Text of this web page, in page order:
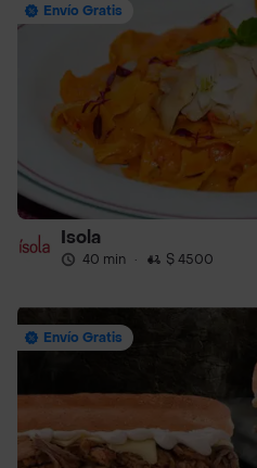
Envío Gratis
Isola
40 min · $ 4500
Envío Gratis